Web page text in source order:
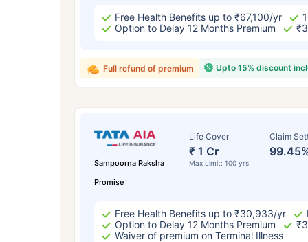
Free Health Benefits up to ₹67,100/yr
Option to Delay 12 Months Premium
Upto 15% discount
Full refund of premium
Sampoorna Raksha
Promise
Life Cover
₹ 1 Cr
Max Limit: 100 yrs
Claim
Free Health Benefits up to ₹30,933/yr
Option to Delay 12 Months Premium
Waiver of premium on Terminal Illness